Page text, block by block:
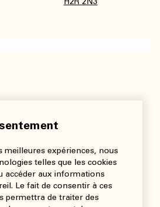
meilleures expériences, nous
telles que les cookies
accéder aux informations
Le fait de consentir à ces
permettra de traiter des
:
des communications,